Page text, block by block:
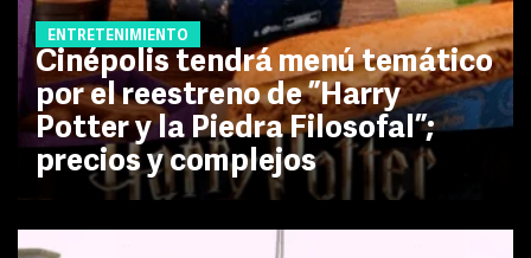
ENTRETENIMIENTO
Cinépolis tendrá menú temático
por el reestreno de ”Harry
Potter y la Piedra Filosofal”;
precios y complejos